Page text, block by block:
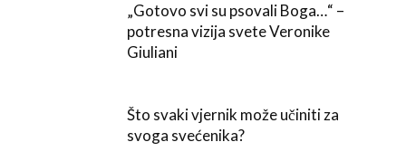
„Gotovo svi su psovali Boga…“ –
potresna vizija svete Veronike
Giuliani
Što svaki vjernik može učiniti za
svoga svećenika?